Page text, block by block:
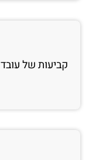
קביעות של